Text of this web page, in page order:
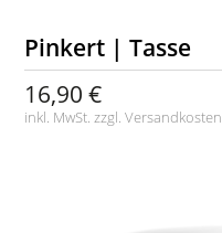
Pinkert | Tasse
16,90 €
inkl. MwSt. zzgl.Versandkosten